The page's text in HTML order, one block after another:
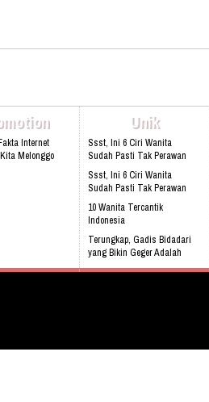
Internet
Melonggo
Unik
Ssst, Ini 6 Ciri Wanita
Sudah Pasti Tak Perawan
Ssst, Ini 6 Ciri Wanita
Sudah Pasti Tak Perawan
10 Wanita Tercantik
Indonesia
Terungkap, Gadis Bidadari
yang Bikin Geger Adalah
Kocak, Niat Menolong Korban